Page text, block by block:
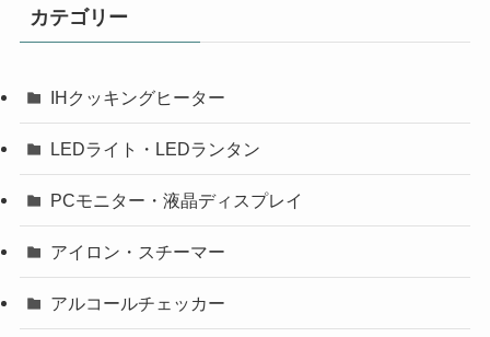
カテゴリー
IHクッキングヒーター
LEDライト・LEDランタン
PCモニター・液晶ディスプレイ
アイロン・スチーマー
アルコールチェッカー